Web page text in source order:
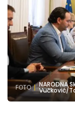
FOTO NARODNA
Vučković/